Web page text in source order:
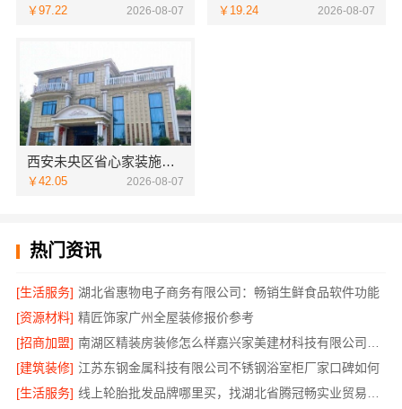
￥97.22 2026-08-07 ￥19.24 2026-08-07
西安未央区省心家装施工毛坯房材料靠谱——居安天成（西安）建筑工程有限责任公司
￥42.05 2026-08-07
热门资讯
[生活服务] 湖北省惠物电子商务有限公司：畅销生鲜食品软件功能
[资源材料] 精匠饰家广州全屋装修报价参考
[招商加盟]
[建筑装修] 江苏东钢金属科技有限公司不锈钢浴室柜厂家口碑如何
[生活服务]